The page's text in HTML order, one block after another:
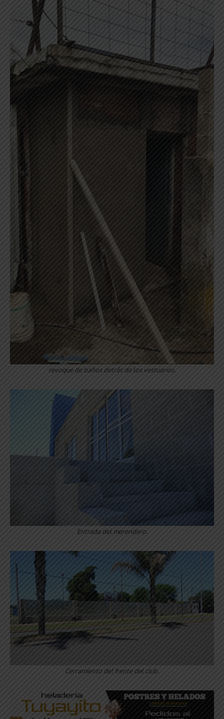
revoque de baños detrás de los vestuarios.
Entrada del merendero.
Cerramiento del frente del club.